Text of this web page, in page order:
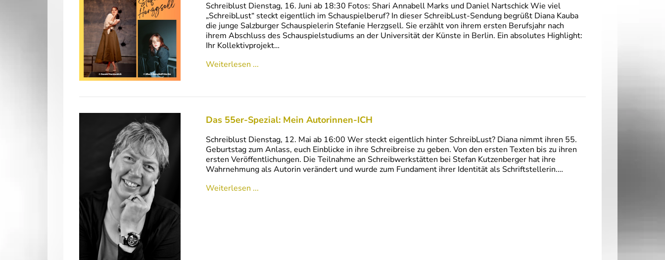
Schreiblust Dienstag, 16. Juni ab 18:30 Fotos: Shari Annabell Marks und Daniel Nartschick Wie viel
„SchreibLust“ steckt eigentlich im Schauspielberuf? In dieser SchreibLust-Sendung begrüßt Diana Kauba
die junge Salzburger Schauspielerin Stefanie Herzgsell. Sie erzählt von ihrem ersten Berufsjahr nach
ihrem Abschluss des Schauspielstudiums an der Universität der Künste in Berlin. Ein absolutes Highlight:
Ihr Kollektivprojekt…
Weiterlesen ...
Das 55er-Spezial: Mein Autorinnen-ICH
Schreiblust Dienstag, 12. Mai ab 16:00 Wer steckt eigentlich hinter SchreibLust? Diana nimmt ihren 55.
Geburtstag zum Anlass, euch Einblicke in ihre Schreibreise zu geben. Von den ersten Texten bis zu ihren
ersten Veröffentlichungen. Die Teilnahme an Schreibwerkstätten bei Stefan Kutzenberger hat ihre
Wahrnehmung als Autorin verändert und wurde zum Fundament ihrer Identität als Schriftstellerin.…
Weiterlesen ...